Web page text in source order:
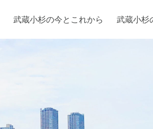
武蔵小杉の今とこれから 武蔵小杉